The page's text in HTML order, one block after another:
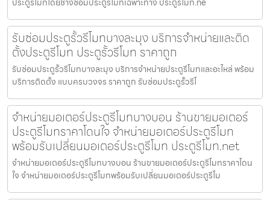
รับซ่อมประตูรั้วรีโมทบางละมุง บริการจำหน่ายและติด
ตั้งประตูรีโมท ประตูรั้วรีโมท ราคาถูก
รับซ่อมประตูรั้วรีโมทบางละมุง บริการจำหน่ายประตูรีโมทและอะไหล่ พร้อม
บริการติดตั้ง แบบครบวงจร ราคาถูก รับซ่อมประตูรั้วรีโ
จำหน่ายมอเตอร์ประตูรีโมทบางบอน ร้านขายมอเตอร์
ประตูรีโมทราคาโดนใจ จำหน่ายมอเตอร์ประตูรีโมท
พร้อมรับเปลี่ยนมอเตอร์ประตูรีโมท ประตูรีโมท.net
จำหน่ายมอเตอร์ประตูรีโมทบางบอน ร้านขายมอเตอร์ประตูรีโมทราคาโดน
ใจ จำหน่ายมอเตอร์ประตูรีโมทพร้อมรับเปลี่ยนมอเตอร์ประตูรีโม